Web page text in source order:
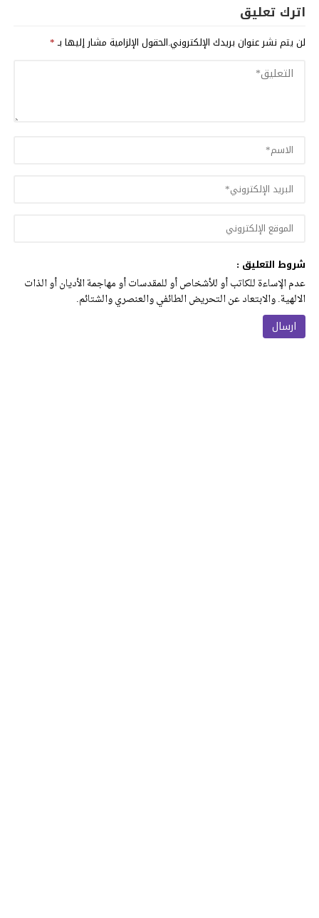
اترك تعليق
لن يتم نشر عنوان بريدك الإلكتروني.الحقول الإلزامية مشار إليها بـ*
شروط التعليق :
عدم الإساءة للكاتب أو للأشخاص أو للمقدسات أو مهاجمة الأديان أو الذات
الالهية. والابتعاد عن التحريض الطائفي والعنصري والشتائم.